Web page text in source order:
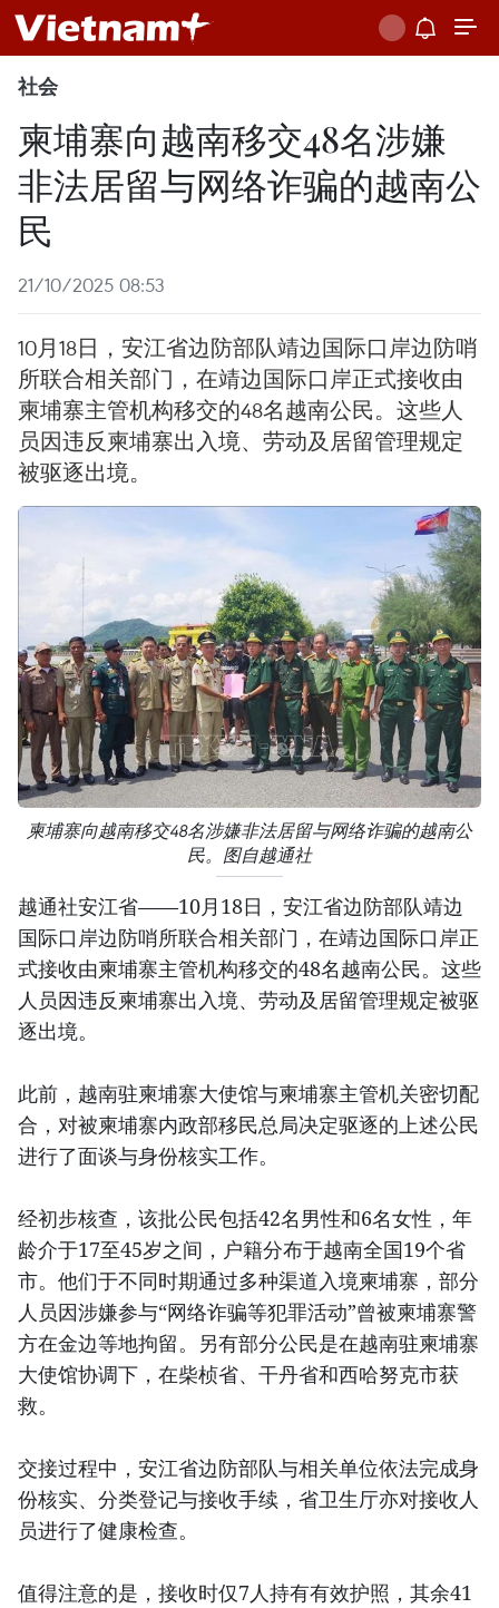
社会
柬埔寨向越南移交48名涉嫌
非法居留与网络诈骗的越南公
民
21/10/2025 08:53
10月18日，安江省边防部队靖边国际口岸边防哨
所联合相关部门，在靖边国际口岸正式接收由
柬埔寨主管机构移交的48名越南公民。这些人
员因违反柬埔寨出入境、劳动及居留管理规定
被驱逐出境。
柬埔寨向越南移交48名涉嫌非法居留与网络诈骗的越南公
民。图自越通社
越通社安江省——10月18日，安江省边防部队靖边
国际口岸边防哨所联合相关部门，在靖边国际口岸正
式接收由柬埔寨主管机构移交的48名越南公民。这些
人员因违反柬埔寨出入境、劳动及居留管理规定被驱
逐出境。
此前，越南驻柬埔寨大使馆与柬埔寨主管机关密切配
合，对被柬埔寨内政部移民总局决定驱逐的上述公民
进行了面谈与身份核实工作。
经初步核查，该批公民包括42名男性和6名女性，年
龄介于17至45岁之间，户籍分布于越南全国19个省
市。他们于不同时期通过多种渠道入境柬埔寨，部分
人员因涉嫌参与“网络诈骗等犯罪活动”曾被柬埔寨警
方在金边等地拘留。另有部分公民是在越南驻柬埔寨
大使馆协调下，在柴桢省、干丹省和西哈努克市获
救。
交接过程中，安江省边防部队与相关单位依法完成身
份核实、分类登记与接收手续，省卫生厅亦对接收人
员进行了健康检查。
值得注意的是，接收时仅7人持有有效护照，其余41